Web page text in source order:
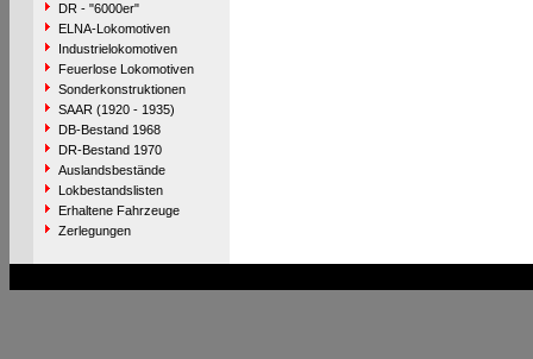
DR - "6000er"
ELNA-Lokomotiven
Industrielokomotiven
Feuerlose Lokomotiven
Sonderkonstruktionen
SAAR (1920 - 1935)
DB-Bestand 1968
DR-Bestand 1970
Auslandsbestände
Lokbestandslisten
Erhaltene Fahrzeuge
Zerlegungen